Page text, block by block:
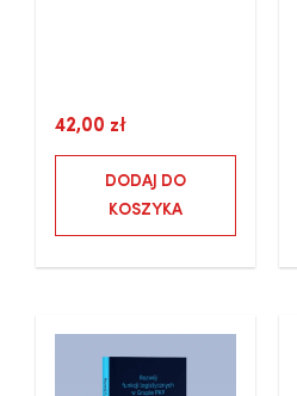
42,00 zł
DODAJ DO
KOSZYKA